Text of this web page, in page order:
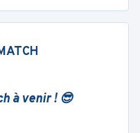
à venir ! 😎